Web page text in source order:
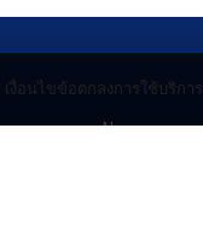
News
เงื่อนไขข้อตกลงการใช้บริการ